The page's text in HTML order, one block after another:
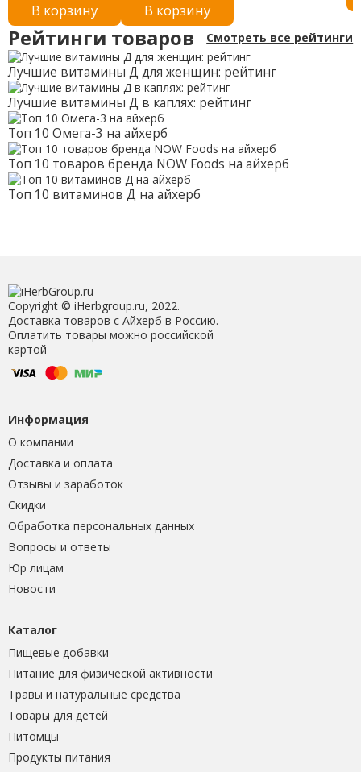
кошек, 30
жевательных
таблеток, 36 г (1,27
унции)
В корзину
кошек, 30
жевательных
таблеток, 1.32
унции (37.5 г)
В корзину
Рейтинги товаров Смотреть все рейтинги
Лучшие витамины Д для женщин: рейтинг
Лучшие витамины Д в каплях: рейтинг
Топ 10 Омега-3 на айхерб
Топ 10 товаров бренда NOW Foods на айхерб
Топ 10 витаминов Д на айхерб
Copyright © iHerbgroup.ru, 2022.
Доставка товаров с Айхерб в Россию.
Оплатить товары можно российской
картой
Информация
О компании
Доставка и оплата
Отзывы и заработок
Скидки
Обработка персональных данных
Вопросы и ответы
Юр лицам
Новости
Каталог
Пищевые добавки
Питание для физической активности
Травы и натуральные средства
Товары для детей
Питомцы
Продукты питания